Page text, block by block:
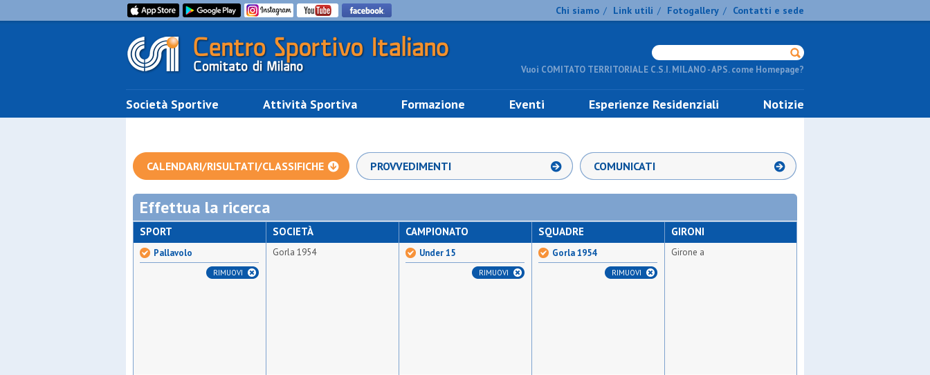
Chi siamo / Link utili / Fotogallery / Contatti e sede
Vuoi COMITATO TERRITORIALE C.S.I. MILANO - APS. come Homepage?
Società Sportive Attività Sportiva Formazione Eventi Esperienze Residenziali Notizie
CALENDARI/RISULTATI/CLASSIFICHE PROVVEDIMENTI COMUNICATI
Effettua la ricerca
SPORT
Pallavolo
RIMUOVI
SOCIETÀ
Gorla 1954
CAMPIONATO
Under 15
RIMUOVI
SQUADRE
Gorla 1954
RIMUOVI
GIRONI
Girone a